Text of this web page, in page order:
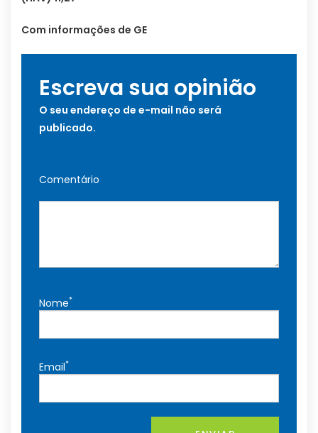
Com informações de GE
Escreva sua opinião
O seu endereço de e-mail não será
publicado.
Comentário
Nome*
Email*